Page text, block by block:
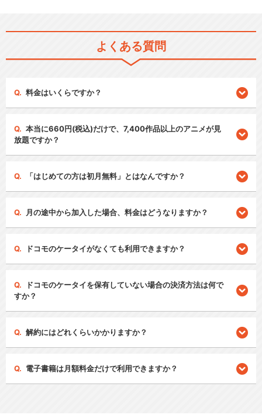
よくある質問
料金はいくらですか？
本当に660円(税込)だけで、7,400作品以上のアニメが見
放題ですか？
「はじめての方は初月無料」とはなんですか？
月の途中から加入した場合、料金はどうなりますか？
ドコモのケータイがなくても利用できますか？
ドコモのケータイを保有していない場合の決済方法は何で
すか？
解約にはどれくらいかかりますか？
電子書籍は月額料金だけで利用できますか？